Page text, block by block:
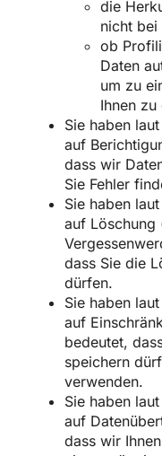
die
nicht bei
ob
Daten
um zu
Ihnen zu
Sie haben
auf
dass wir
Sie Fehler
Sie haben
auf Löschung
dass Sie die
dürfen.
Sie haben
auf
bedeutet,
speichern
verwenden.
Sie haben
auf
dass wir